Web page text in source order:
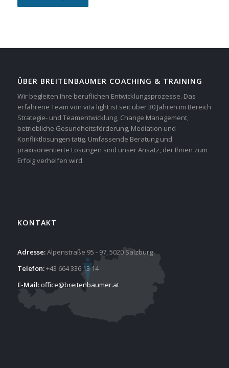
ÜBER BREITENBAUMER COACHING & TRAINING
Wir begleiten Ihre beruflichen Entwicklungsprozesse. Das
erfahrene Team von vita light ist seit über 30 Jahren im Bereich
Strategie- und Teamentwicklung, Change Management,
betriebliche Gesundheitsförderung, Mediation und
Konfliktlösungen tätig. Umfassende Beratung und
praxisorientierte Lösungen sind unser Ansatz, der Ihnen zum
Erfolg verhelfen wird.
KONTAKT
Adresse:Alpenstraße 95 - 97, 5020 Salzburg
Telefon:+43 664 336 13 14
E-Mail:office@breitenbaumer.at